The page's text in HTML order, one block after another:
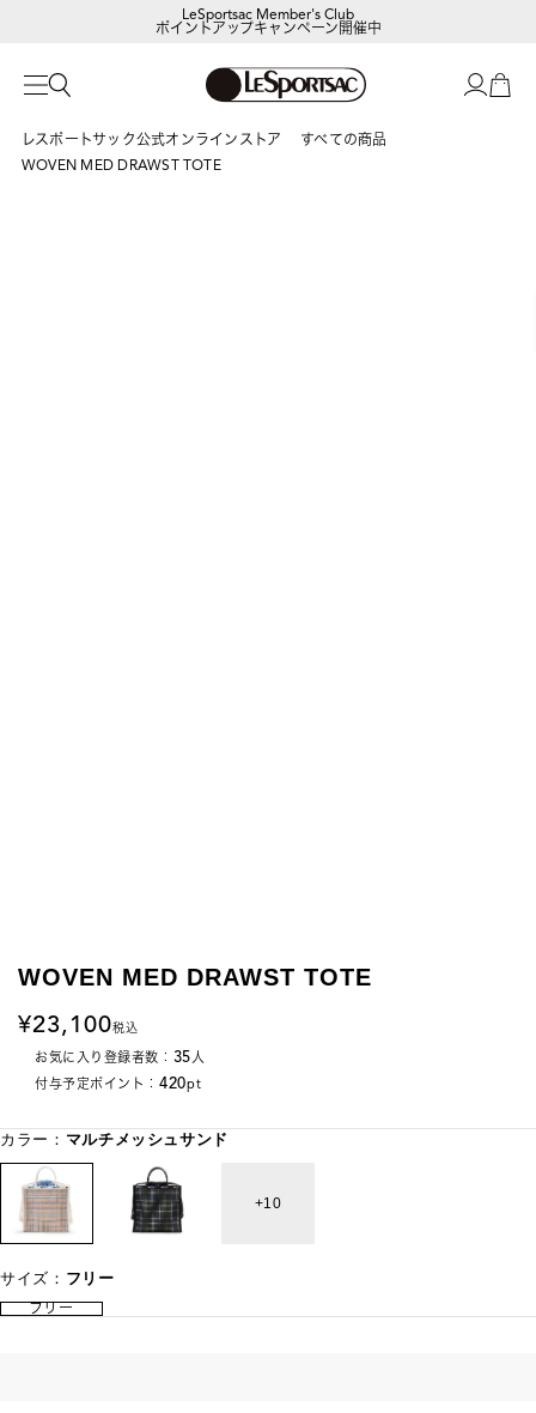
LeSportsac Member's Club
ポイントアップキャンペーン開催中
レスポートサック公式オンラインストア
すべての商品
WOVEN MED DRAWST TOTE
WOVEN MED DRAWST TOTE
23,100税込
お気に入り登録者数： 35人
付与予定ポイント： 420pt
カラー： マルチメッシュサンド
10
サイズ： フリー
フリー